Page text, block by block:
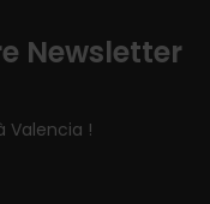
Newsletter
Valencia !